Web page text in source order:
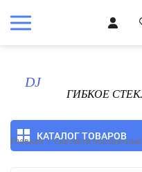
КАТАЛОГ ТОВАРОВ
Главная / Скатерти прозрачные